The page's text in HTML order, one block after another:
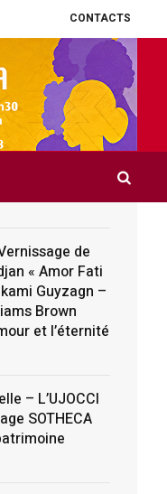
CONTACTS
Houkami Guyzagn – Le
parle
de
« Amor Fati
Guyzagn –
Brown
et l’éternité
– L’UJOCCI
SOTHECA